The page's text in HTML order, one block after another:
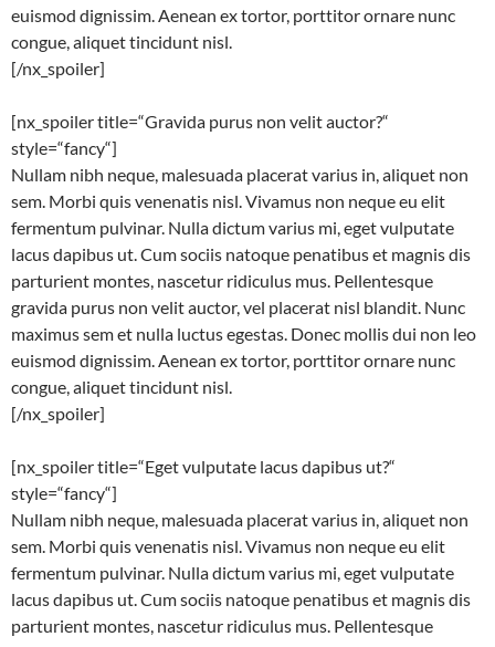
euismod dignissim. Aenean ex tortor, porttitor ornare nunc
congue, aliquet tincidunt nisl.
[/nx_spoiler]
[nx_spoiler title=“Gravida purus non velit auctor?“
style=“fancy“]
Nullam nibh neque, malesuada placerat varius in, aliquet non
sem. Morbi quis venenatis nisl. Vivamus non neque eu elit
fermentum pulvinar. Nulla dictum varius mi, eget vulputate
lacus dapibus ut. Cum sociis natoque penatibus et magnis dis
parturient montes, nascetur ridiculus mus. Pellentesque
gravida purus non velit auctor, vel placerat nisl blandit. Nunc
maximus sem et nulla luctus egestas. Donec mollis dui non leo
euismod dignissim. Aenean ex tortor, porttitor ornare nunc
congue, aliquet tincidunt nisl.
[/nx_spoiler]
[nx_spoiler title=“Eget vulputate lacus dapibus ut?“
style=“fancy“]
Nullam nibh neque, malesuada placerat varius in, aliquet non
sem. Morbi quis venenatis nisl. Vivamus non neque eu elit
fermentum pulvinar. Nulla dictum varius mi, eget vulputate
lacus dapibus ut. Cum sociis natoque penatibus et magnis dis
parturient montes, nascetur ridiculus mus. Pellentesque